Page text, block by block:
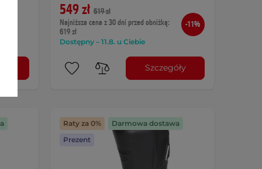
549 zł 619 zł
Najniższa cena z 30 dni przed obniżką:
619 zł
Dostępny – 11.8. u Ciebie
-11%
Szczegóły
Raty za 0%
Darmowa dostawa
Prezent